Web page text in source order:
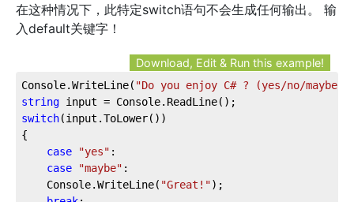
在这种情况下，此特定switch语句不会生成任何输出。 输
入default关键字！
Download, Edit & Run this example!
Console.WriteLine( "Do you enjoy C# ? (yes/no/maybe)"
string input = Console.ReadLine();
switch(input.ToLower())
{
case
"yes" :
case
"maybe" :
    Console.WriteLine(
"Great!");